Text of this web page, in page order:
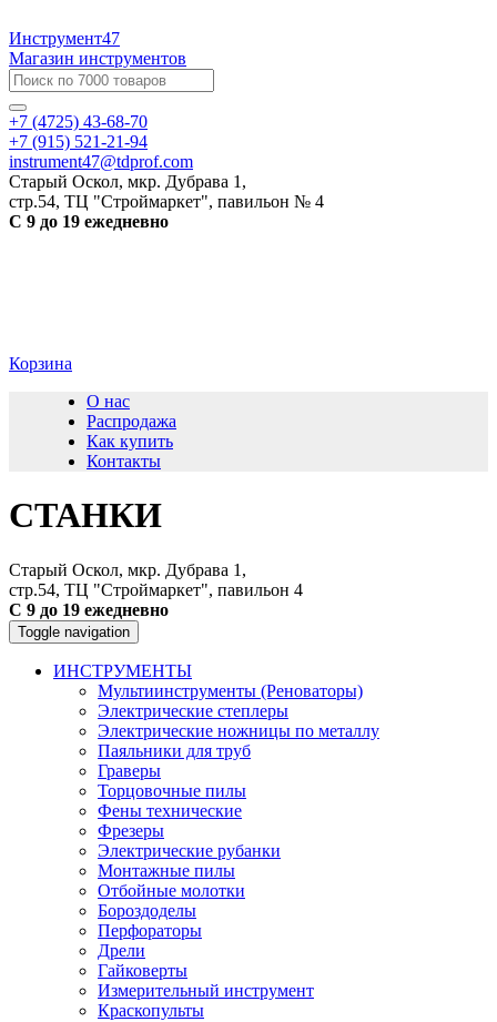
Инструмент47
Магазин инструментов
+7 (4725) 43-68-70
+7 (915) 521-21-94
instrument47@tdprof.com
Старый Оскол, мкр. Дубрава 1,
стр.54, ТЦ "Строймаркет", павильон № 4
С 9 до 19 ежедневно
Корзина
О нас
Распродажа
Как купить
Контакты
СТАНКИ
Старый Оскол, мкр. Дубрава 1,
стр.54, ТЦ "Строймаркет", павильон 4
С 9 до 19 ежедневно
Toggle navigation
ИНСТРУМЕНТЫ
Мультиинструменты (Реноваторы)
Электрические степлеры
Электрические ножницы по металлу
Паяльники для труб
Граверы
Торцовочные пилы
Фены технические
Фрезеры
Электрические рубанки
Монтажные пилы
Отбойные молотки
Бороздоделы
Перфораторы
Дрели
Гайковерты
Измерительный инструмент
Краскопульты